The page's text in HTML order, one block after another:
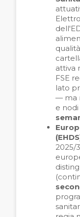
attiva
FSE
lato
— ma
e
2025/